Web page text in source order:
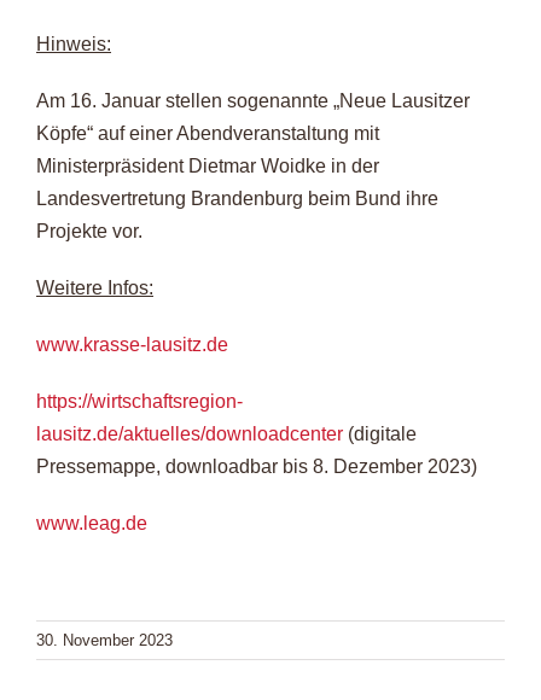
Hinweis:
Am 16. Januar stellen sogenannte „Neue Lausitzer
Köpfe“ auf einer Abendveranstaltung mit
Ministerpräsident Dietmar Woidke in der
Landesvertretung Brandenburg beim Bund ihre
Projekte vor.
Weitere Infos:
www.krasse-lausitz.de
https://wirtschaftsregion-
lausitz.de/aktuelles/downloadcenter (digitale
Pressemappe, downloadbar bis 8. Dezember 2023)
www.leag.de
30. November 2023